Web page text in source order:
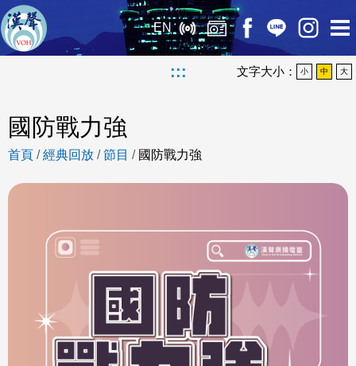
EN
::: 文字大小： 小 中 大
國防戰力強
首頁 /經典回放 /節目 / 國防戰力強